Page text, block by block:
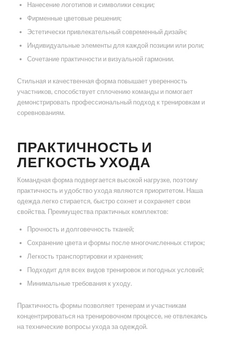
Нанесение логотипов и символики секции;
Фирменные цветовые решения;
Эстетически привлекательный современный дизайн;
Индивидуальные элементы для каждой позиции или роли;
Сочетание практичности и визуальной гармонии.
Стильная и качественная форма повышает уверенность
участников, способствует сплочению команды и помогает
демонстрировать профессиональный подход к тренировкам и
соревнованиям.
ПРАКТИЧНОСТЬ И
ЛЕГКОСТЬ УХОДА
Командная форма подвергается высокой нагрузке, поэтому
практичность и удобство ухода являются приоритетом. Наша
одежда легко стирается, быстро сохнет и сохраняет свои
свойства. Преимущества практичных комплектов:
Прочность и долговечность тканей;
Сохранение цвета и формы после многочисленных стирок;
Легкость транспортировки и хранения;
Подходит для всех видов тренировок и погодных условий;
Минимальные требования к уходу.
Практичность формы позволяет тренерам и участникам
концентрироваться на тренировочном процессе, не отвлекаясь
на технические вопросы ухода за одеждой.